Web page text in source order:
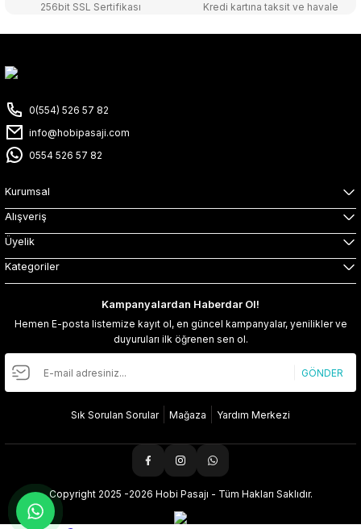
256bit SSL Sertifikası
Kredi kartına taksit ve havale
0(554) 526 57 82
info@hobipasaji.com
0554 526 57 82
Kurumsal
Alışveriş
Üyelik
Kategoriler
Kampanyalardan Haberdar Ol!
Hemen E-posta listemize kayıt ol, en güncel kampanyalar, yenilikler ve
duyuruları ilk öğrenen sen ol.
GÖNDER
Sık Sorulan Sorular Mağaza Yardım Merkezi
Copyright 2025 -2026 Hobi Pasajı - Tüm Hakları Saklıdır.